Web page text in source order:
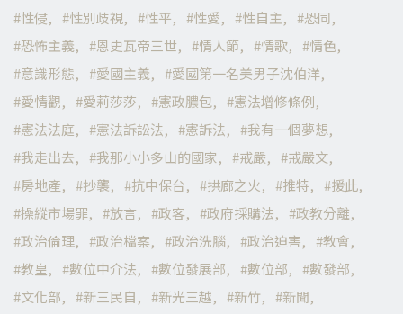
性侵
性別歧視 性平 性愛 性自主
恐同
恐怖主義
恩史瓦帝三世 情人節 情歌
情色
意識形態
愛國主義
愛國第一名美男子沈伯洋
愛情觀
愛莉莎莎 憲政膿包
憲法增修條例
憲法法庭
憲法訴訟法 憲訴法
我有一個夢想
我走出去
我那小小多山的國家 戒嚴
戒嚴文
房地產
抄襲 抗中保台 拱廊之火 推特
援此
操縱市場罪
放言 政客 政府採購法
政教分離
政治倫理
政治檔案 政治洗腦 政治迫害
教會
教皇
數位中介法 數位發展部 數位部
數發部
文化部
新三民自 新光三越 新竹
新聞